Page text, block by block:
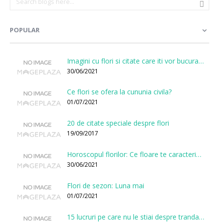
POPULAR
Imagini cu flori si citate care iti vor bucura sufletul
30/06/2021
Ce flori se ofera la cununia civila?
01/07/2021
20 de citate speciale despre flori
19/09/2017
Horoscopul florilor: Ce floare te caracterizeaza in functie de ziua nasterii?
30/06/2021
Flori de sezon: Luna mai
01/07/2021
15 lucruri pe care nu le stiai despre trandafiri